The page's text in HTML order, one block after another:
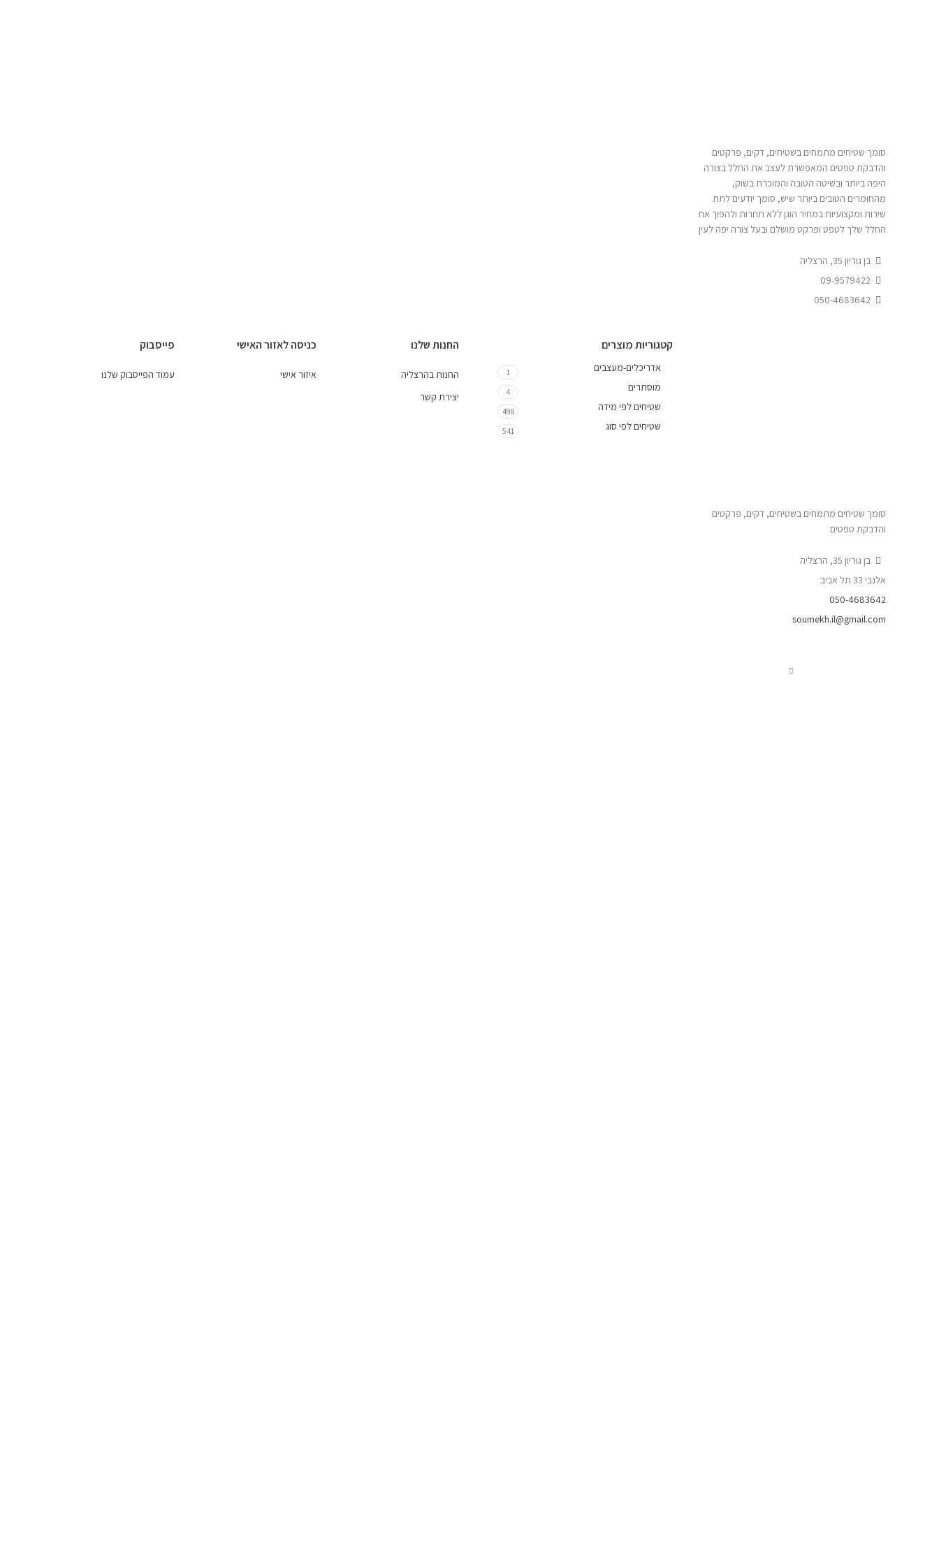
סומך שטיחים מתמחים בשטיחים, דקים, פרקטים
והדבקת טפטים המאפשרת לעצב את החלל בצורה
היפה ביותר ובשיטה הטובה והמוכרת בשוק,
מהחומרים הטובים ביותר שיש, סומך יודעים לתת
שירות ומקצועיות במחיר הוגן ללא תחרות ולהפוך את
החלל שלך לטפט ופרקט מושלם ובעל צורה יפה לעין
בן גוריון 35, הרצליה
סומך שטיחים מתמחים בשטיחים, דקים, פרקטים
והדבקת טפטים
בן גוריון 35, הרצליה
אלנבי 33 תל אביב
050-4683642
soumekh.il@gmail.com
קטגוריות מוצרים
אדריכלים-מעצבים 1
מוסתרים 4
שטיחים לפי מידה 498
שטיחים לפי סוג 541
החנות שלנו
החנות בהרצליה
יצירת קשר
כניסה לאזור האישי
איזור אישי
פייסבוק
עמוד הפייסבוק שלנו